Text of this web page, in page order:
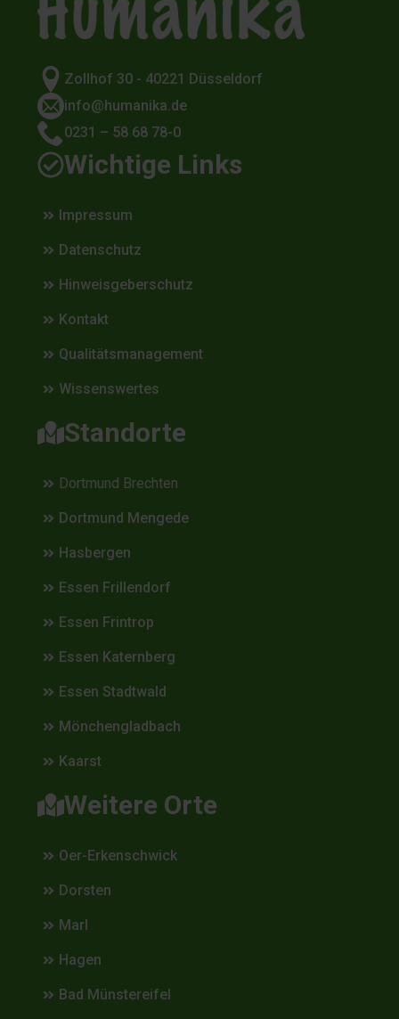
Zollhof 30 - 40221 Düsseldorf
info@humanika.de
0231 – 58 68 78-0
Wichtige Links
Impressum
Datenschutz
Hinweisgeberschutz
Kontakt
Qualitätsmanagement
Wissenswertes
Standorte
Dortmund Brechten
Dortmund Mengede
Hasbergen
Essen Frillendorf
Essen Frintrop
Essen Katernberg
Essen Stadtwald
Mönchengladbach
Kaarst
Weitere Orte
Oer-Erkenschwick
Dorsten
Marl
Hagen
Bad Münstereifel